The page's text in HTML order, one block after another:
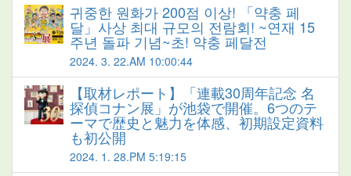
귀중한 원화가 200점 이상! 「약충 페
달」사상 최대 규모의 전람회! ~연재 15
주년 돌파 기념~초! 약충 페달전
2024. 3. 22.AM 10:00:44
【取材レポート】「連載30周年記念 名
探偵コナン展」が池袋で開催。6つのテ
ーマで歴史と魅力を体感、初期設定資料
も初公開
2024. 1. 28.PM 5:19:15